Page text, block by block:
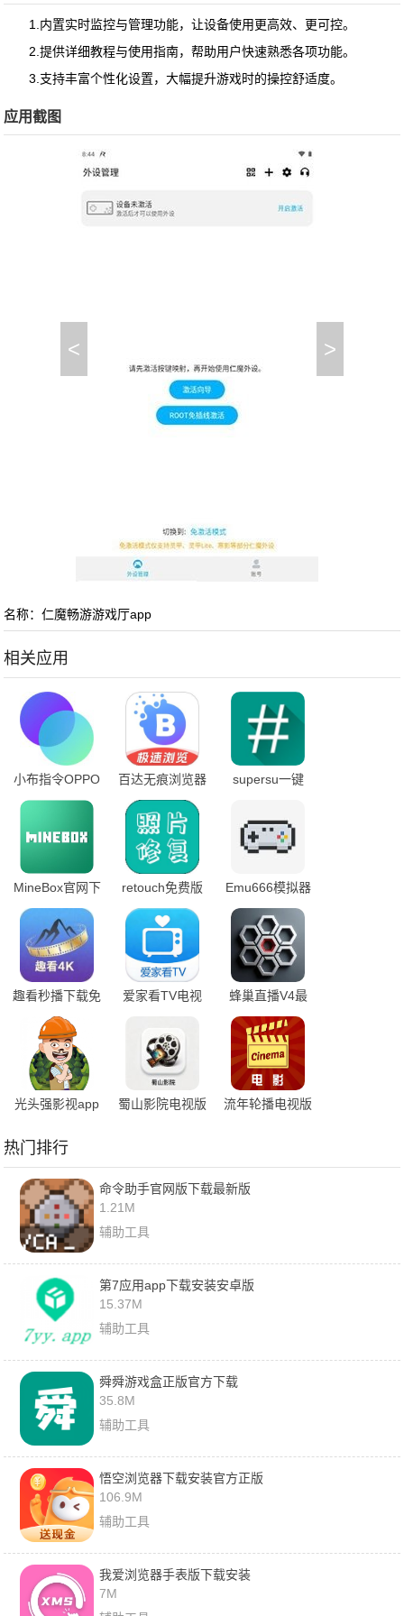
1.内置实时监控与管理功能，让设备使用更高效、更可控。
2.提供详细教程与使用指南，帮助用户快速熟悉各项功能。
3.支持丰富个性化设置，大幅提升游戏时的操控舒适度。
应用截图
< >
名称：仁魔畅游游戏厅app
相关应用
小布指令OPPO
版下载
百达无痕浏览器
supersu一键
MineBox官网下
载
retouch免费版
Emu666模拟器
下载
趣看秒播下载免
费版
爱家看TV电视
蜂巢直播V4最
新版本
光头强影视app 蜀山影院电视版 流年轮播电视版
热门排行
命令助手官网版下载最新版
1.21M
辅助工具
第7应用app下载安装安卓版
15.37M
辅助工具
舜舜游戏盒正版官方下载
35.8M
辅助工具
悟空浏览器下载安装官方正版
106.9M
辅助工具
我爱浏览器手表版下载安装
7M